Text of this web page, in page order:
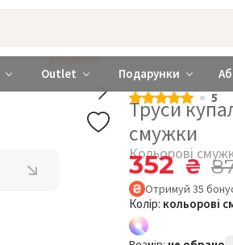
Outlet Подарунки
ДОДАЙ БРА
5
Труси
смужки
Кольорові
352₴
Отримуй 35
Колір: кольорові